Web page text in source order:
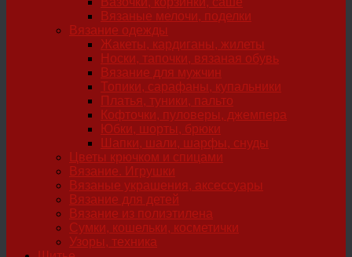
Вязаные мелочи, поделки
Вязание одежды
Жакеты, кардиганы, жилеты
Носки, тапочки, вязаная обувь
Вязание для мужчин
Топики, сарафаны, купальники
Платья, туники, пальто
Кофточки, пуловеры, джемпера
Юбки, шорты, брюки
Шапки, шали, шарфы, снуды
Цветы крючком и спицами
Вязание. Игрушки
Вязаные украшения, аксессуары
Вязание для детей
Вязание из полиэтилена
Сумки, кошельки, косметички
Узоры, техника